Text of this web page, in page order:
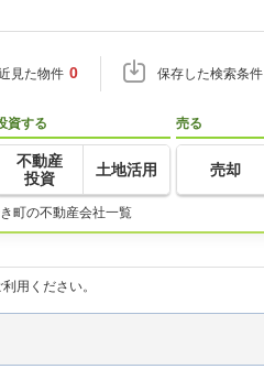
見た物件 0 保存した検索条件
資する
不動産
投資
土地活用
売る
売却
町の不動産会社一覧
用ください。